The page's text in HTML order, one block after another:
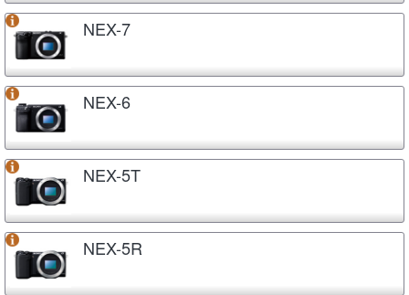
NEX-7
NEX-6
NEX-5T
NEX-5R